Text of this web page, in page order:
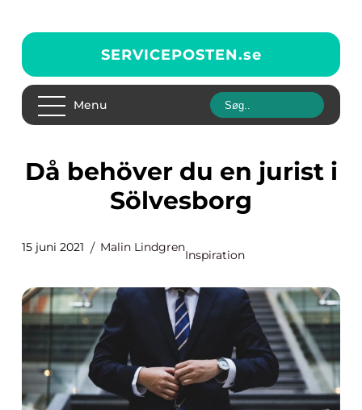
SERVICEPOSTEN.se
Menu
Då behöver du en jurist i
Sölvesborg
15 juni 2021 Malin Lindgren
Inspiration